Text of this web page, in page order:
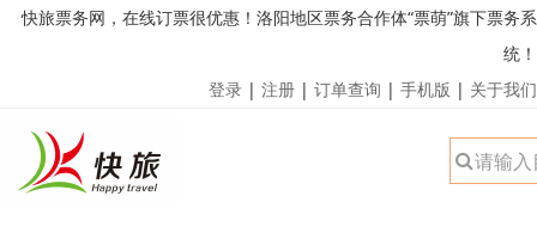
快旅票务网，在线订票很优惠！洛阳地区票务合作体“票萌”旗下票务系
统！
登录 | 注册 | 订单查询 | 手机版 | 关于我们